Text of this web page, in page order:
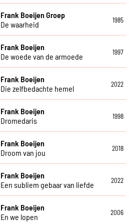
Frank Boeijen Groep
De waarheid
1985
Frank Boeijen
De woede van de armoede
1997
Frank Boeijen
Die zelfbedachte hemel
2022
Frank Boeijen
Dromedaris
1998
Frank Boeijen
Droom van jou
2018
Frank Boeijen
Een subliem gebaar van liefde
2022
Frank Boeijen
En we lopen
2006